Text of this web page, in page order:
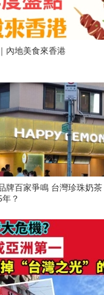
內地美食來香港
牌百家爭鳴 台灣珍珠奶茶
？